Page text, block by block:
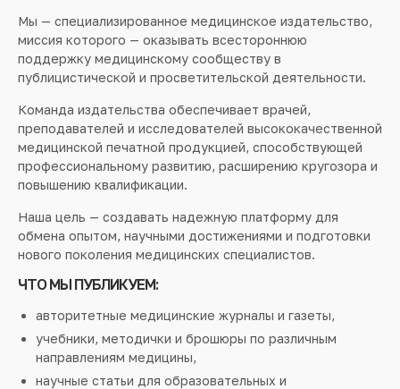
Мы — специализированное медицинское издательство,
миссия которого — оказывать всестороннюю
поддержку медицинскому сообществу в
публицистической и просветительской деятельности.
Команда издательства обеспечивает врачей,
преподавателей и исследователей высококачественной
медицинской печатной продукцией, способствующей
профессиональному развитию, расширению кругозора и
повышению квалификации.
Наша цель — создавать надежную платформу для
обмена опытом, научными достижениями и подготовки
нового поколения медицинских специалистов.
ЧТО МЫ ПУБЛИКУЕМ:
авторитетные медицинские журналы и газеты,
учебники, методички и брошюры по различным
направлениям медицины,
научные статьи для образовательных и